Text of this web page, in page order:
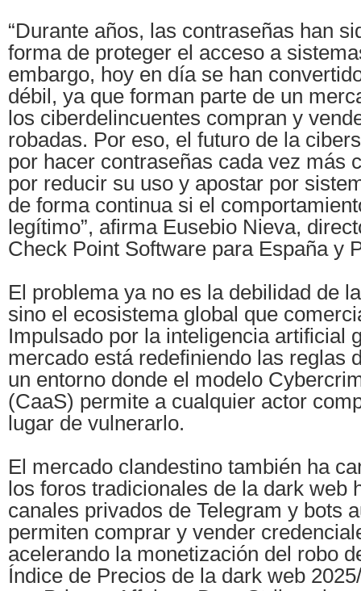
“Durante años, las contraseñas han
forma de proteger el acceso a
embargo, hoy en día se han
débil, ya que forman parte de un
los ciberdelincuentes compran y
robadas. Por eso, el futuro de la
por hacer contraseñas cada vez más
por reducir su uso y apostar por
de forma continua si el
legítimo”, afirma Eusebio Nieva,
Check Point Software para España y
El problema ya no es la debilidad de
sino el ecosistema global que
Impulsado por la inteligencia artificial
mercado está redefiniendo las reglas
un entorno donde el modelo
(CaaS) permite a cualquier actor
lugar de vulnerarlo.
El mercado clandestino también ha
los foros tradicionales de la dark web
canales privados de Telegram y bots
permiten comprar y vender
acelerando la monetización del robo
Índice de Precios de la dark web